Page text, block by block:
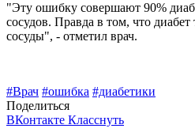
"Эту ошибку совершают 90%
сосудов. Правда в том, что
сосуды", - отметил врач.
#Врач #ошибка #диабетики
Поделиться
ВКонтакте Класснуть